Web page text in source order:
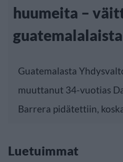
huumeita –
Guatemalasta
muuttanut 34-vuotias
Barrera pidätettiin,
Luetuimmat